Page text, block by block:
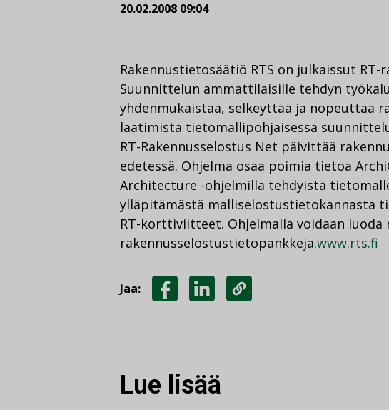
20.02.2008 09:04
Rakennustietosäätiö RTS on julkaissut
Suunnittelun ammattilaisille tehdyn
yhdenmukaistaa, selkeyttää ja nopeuttaa
laatimista tietomallipohjaisessa
RT-Rakennusselostus Net päivittää
edetessä. Ohjelma osaa poimia tietoa
Architecture -ohjelmilla tehdyistä
ylläpitämästä malliselostustietokannasta
RT-korttiviitteet. Ohjelmalla voidaan luoda
rakennusselostustietopankkeja.www.rts.fi
Jaa:
Lue lisää